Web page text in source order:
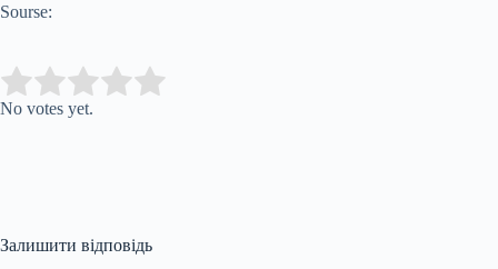
Sourse:
Rate this item:
No votes yet.
Залишити відповідь